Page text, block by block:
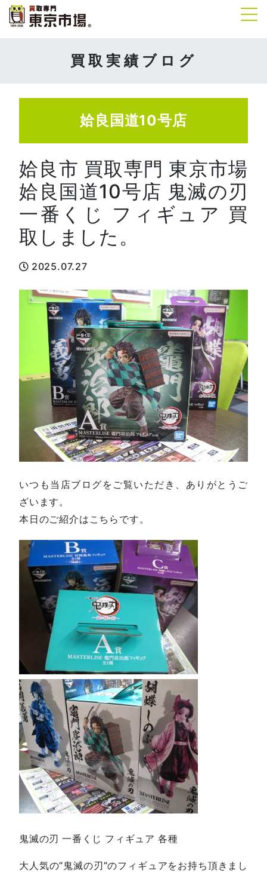
買取実績ブログ
姶良国道10号店
姶良市 買取専門 東京市場
姶良国道10号店 鬼滅の刃
一番くじ フィギュア 買
取しました。
2025.07.27
いつも当店ブログをご覧いただき、ありがとうご
ざいます。
本日のご紹介はこちらです。
鬼滅の刃 一番くじ フィギュア 各種
大人気の”鬼滅の刃”のフィギュアをお持ち頂きまし